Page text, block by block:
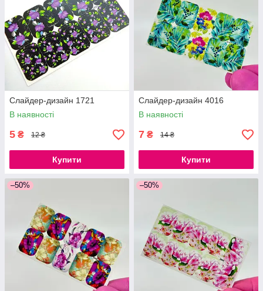
Слайдер-дизайн 1721
В наявності
5 ₴ 12 ₴
Купити
Слайдер-дизайн 4016
В наявності
7 ₴ 14 ₴
Купити
–50% –50%